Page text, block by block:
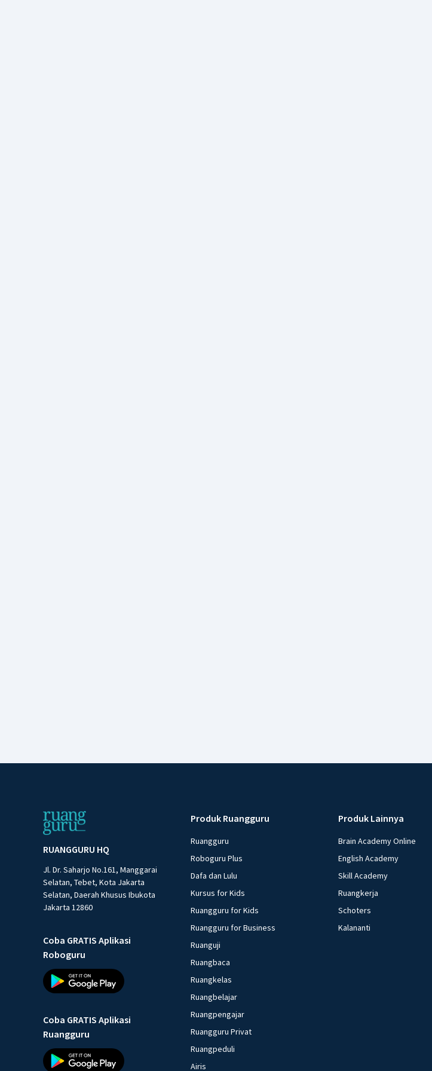
RUANGGURU HQ
Jl. Dr. Saharjo No.161, Manggarai
Selatan, Tebet, Kota Jakarta
Selatan, Daerah Khusus Ibukota
Jakarta 12860
Coba GRATIS Aplikasi
Roboguru
Coba GRATIS Aplikasi
Ruangguru
Produk Ruangguru
Ruangguru
Roboguru Plus
Dafa dan Lulu
Kursus for Kids
Ruangguru for Kids
Ruangguru for Business
Ruanguji
Ruangbaca
Ruangkelas
Ruangbelajar
Ruangpengajar
Ruangguru Privat
Ruangpeduli
Airis
Produk Lainnya
Brain Academy Online
English Academy
Skill Academy
Ruangkerja
Schoters
Kalananti